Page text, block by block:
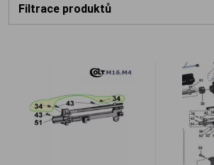
Filtrace produktů